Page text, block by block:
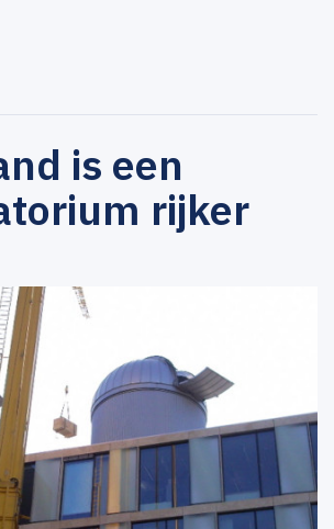
is een
rijker